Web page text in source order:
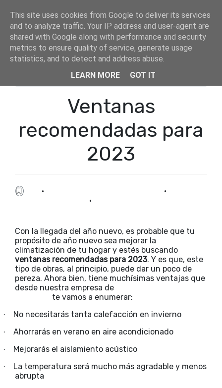
Ventanas recomendadas para 2023
Ventanas
recomendadas para
2023
· ·
·
Con la llegada del año nuevo, es probable que tu
propósito de año nuevo sea mejorar la
climatización de tu hogar y estés buscando
ventanas recomendadas para 2023. Y es que, este
tipo de obras, al principio, puede dar un poco de
pereza. Ahora bien, tiene muchísimas ventajas que
desde nuestra empresa de
te vamos a enumerar:
· No necesitarás tanta calefacción en invierno
· Ahorrarás en verano en aire acondicionado
· Mejorarás el aislamiento acústico
·
La temperatura será mucho más agradable y menos
abrupta
This site uses cookies from Google to deliver its services
and to analyze traffic. Your IP address and user-agent are
shared with Google along with performance and security
metrics to ensure quality of service, generate usage
statistics, and to detect and address abuse.
LEARN MORE
GOT IT